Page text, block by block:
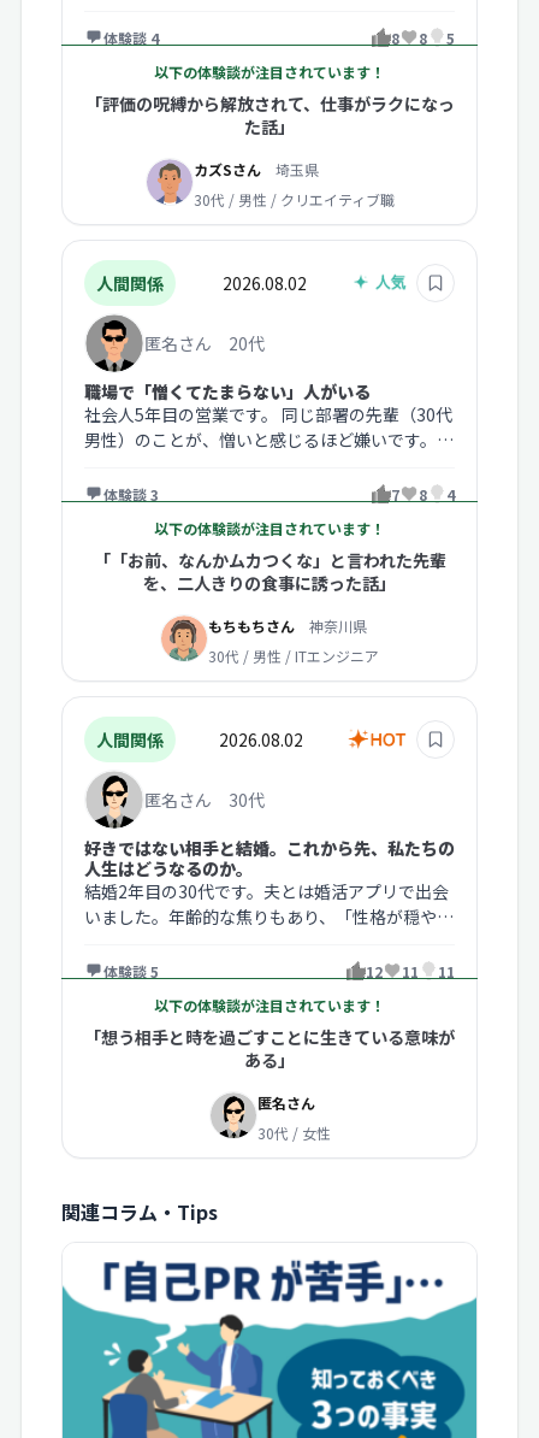
体験談 4 8 8
5
以下の体験談が注目されています！
「評価の呪縛から解放されて、仕事がラクになっ
た話」
カズSさん
埼玉県
30代 / 男性 / クリエイティブ職
人間関係 2026.08.02
職場で「憎くてたまらない」人がいる
社会人5年目の営業です。 同じ部署の先輩（30代
男性）のことが、憎いと感じるほど嫌いです。
匿名さん 20代
体験談 3 7 8
4
以下の体験談が注目されています！
「「お前、なんかムカつくな」と言われた先輩
を、二人きりの食事に誘った話」
もちもちさん
神奈川県
30代 / 男性 / ITエンジニア
人間関係 2026.08.02
好きではない相手と結婚。これから先、私たちの
人生はどうなるのか。
結婚2年目の30代です。夫とは婚活アプリで出会
いました。年齢的な焦りもあり、「性格が穏や
匿名さん 30代
体験談 5 12 11
11
以下の体験談が注目されています！
「想う相手と時を過ごすことに生きている意味が
ある」
匿名さん
30代 / 女性
関連コラム・Tips